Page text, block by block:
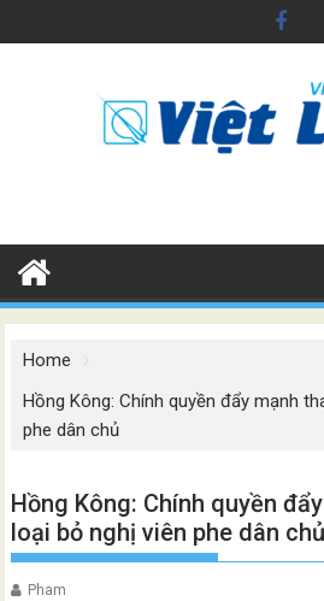
to
Home
Hồng Kông: Chính quyền đẩy mạnh
phe dân chủ
Hồng Kông: Chính quyền
loại bỏ nghị viên phe dân chủ
Pham